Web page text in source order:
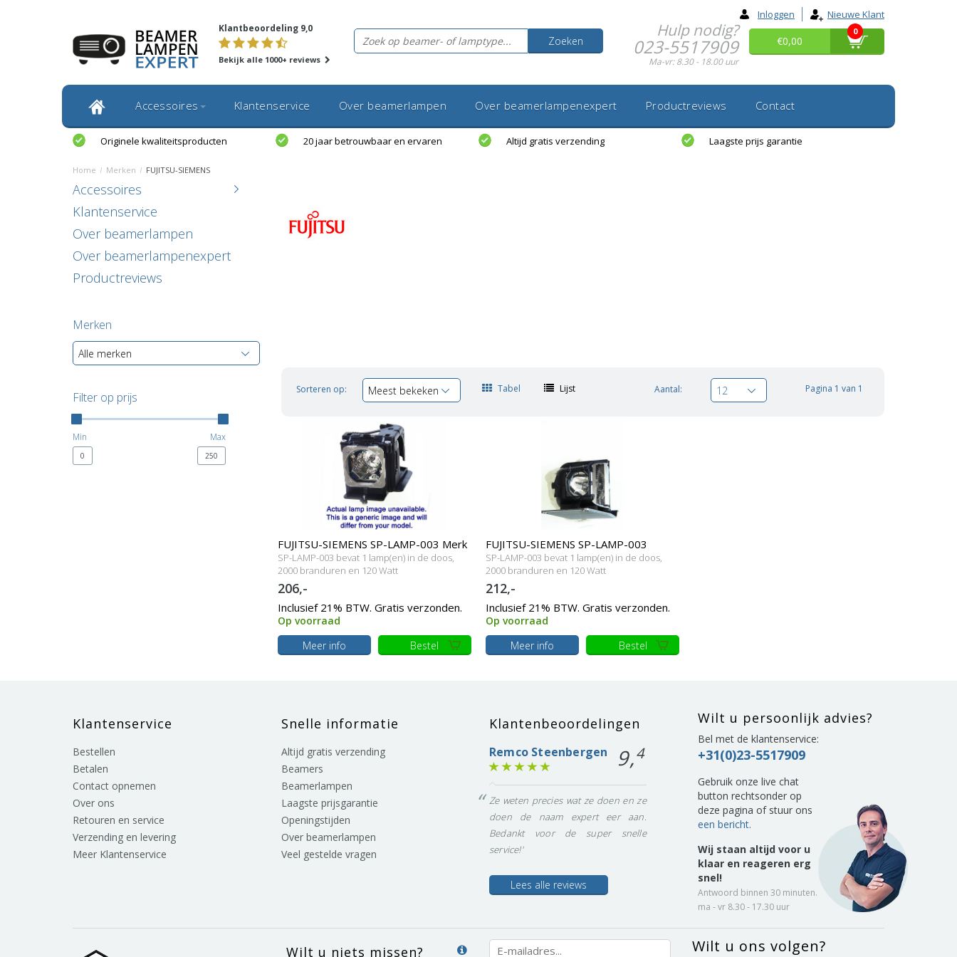
Inloggen Nieuwe Klant
Klantbeoordeling 9,0
Bekijk alle 1000+ reviews
Zoeken
Hulp nodig?
023-5517909
Ma-vr: 8.30 - 18.00 uur
€0,00
0
Accessoires Klantenservice Over beamerlampen Over beamerlampenexpert Productreviews Contact
Originele kwaliteitsproducten 20 jaar betrouwbaar en ervaren Altijd gratis verzending Laagste prijs garantie
Home / Merken / FUJITSU-SIEMENS
Accessoires
Klantenservice
Over beamerlampen
Over beamerlampenexpert
Productreviews
Merken
Alle merken
Filter op prijs
Min Max
0 250
Sorteren op: Meest bekeken Tabel Lijst Aantal: 12 Pagina 1 van 1
FUJITSU-SIEMENS SP-LAMP-003 Merk
lamp met behuizing
SP-LAMP-003 bevat 1 lamp(en) in de doos,
2000 branduren en 120 Watt
206,-
Inclusief 21% BTW. Gratis verzonden.
Op voorraad
Meer info
Bestel
FUJITSU-SIEMENS SP-LAMP-003
Originele lampmodule
SP-LAMP-003 bevat 1 lamp(en) in de doos,
2000 branduren en 120 Watt
212,-
Inclusief 21% BTW. Gratis verzonden.
Op voorraad
Meer info
Bestel
Klantenservice
Bestellen
Betalen
Contact opnemen
Over ons
Retouren en service
Verzending en levering
Meer Klantenservice
Snelle informatie
Altijd gratis verzending
Beamers
Beamerlampen
Laagste prijsgarantie
Openingstijden
Over beamerlampen
Veel gestelde vragen
Klantenbeoordelingen
Remco Steenbergen 9,4
Ze weten precies wat ze doen en ze
doen de naam expert eer aan.
Bedankt voor de super snelle
service!'
Lees alle reviews
Wilt u persoonlijk advies?
Bel met de klantenservice:
+31(0)23-5517909
Gebruik onze live chat
button rechtsonder op
deze pagina of stuur ons
een bericht.
Wij staan altijd voor u
klaar en reageren erg
snel!
Antwoord binnen 30 minuten.
ma - vr 8.30 - 17.30 uur
Wilt u niets missen? Wilt u ons volgen?